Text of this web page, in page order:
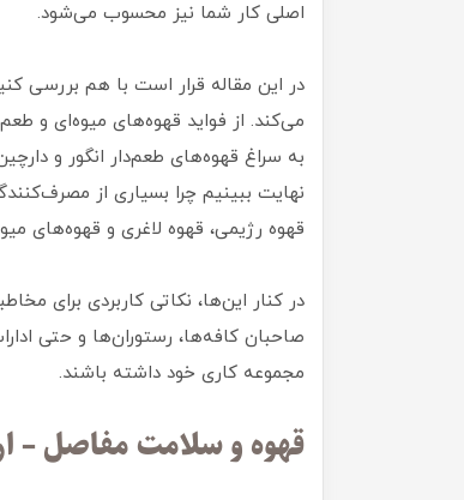
اصلی کار شما نیز محسوب می‌شود.
در این مقاله قرار است با هم بررسی
می‌کند. از فواید قهوه‌های میوه‌ای و
به سراغ قهوه‌های طعم‌دار انگور و
نهایت ببینیم چرا بسیاری از
قهوه رژیمی، قهوه لاغری و قهوه‌های
در کنار این‌ها، نکاتی کاربردی برای
صاحبان کافه‌ها، رستوران‌ها و حتی
مجموعه کاری خود داشته باشند.
قهوه و سلامت مفاصل –